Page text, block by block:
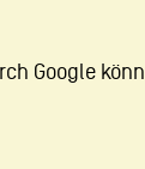
Google